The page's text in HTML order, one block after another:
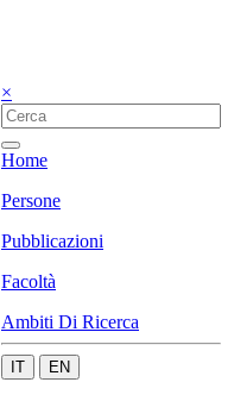
×
Home
Persone
Pubblicazioni
Facoltà
Ambiti Di Ricerca
IT EN